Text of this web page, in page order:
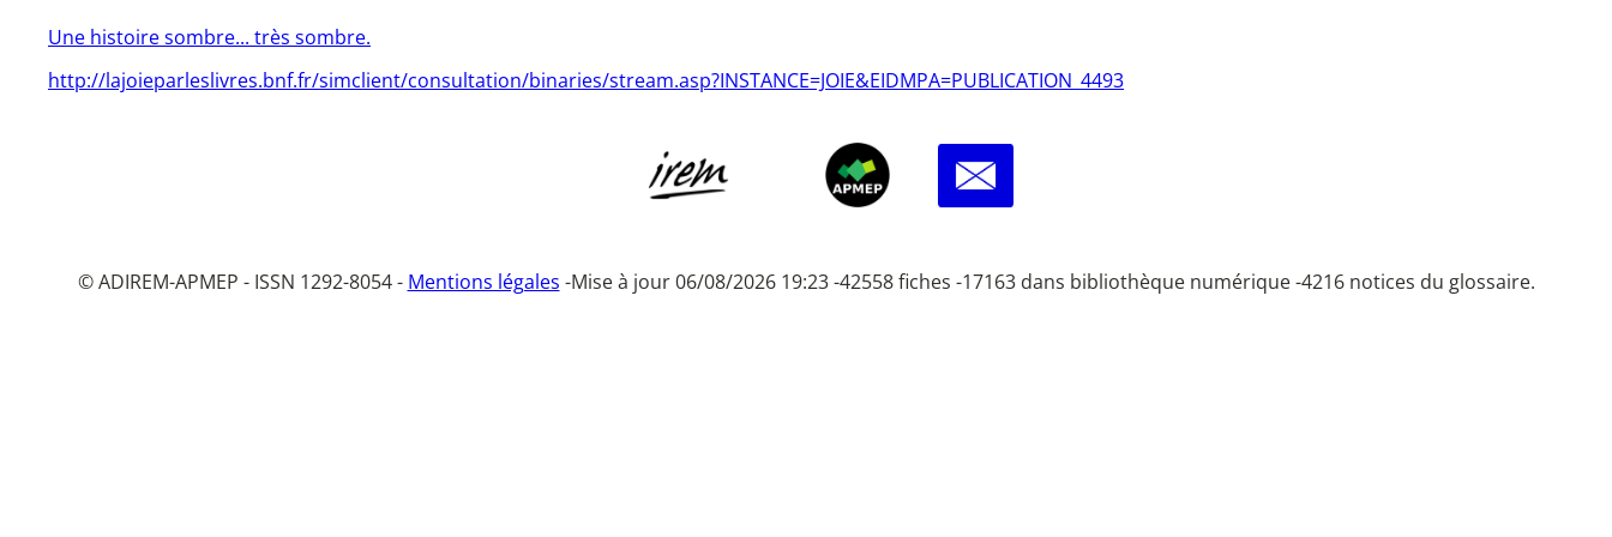
Une histoire sombre... très sombre.
http://lajoieparleslivres.bnf.fr/simclient/consultation/binaries/stream.asp?INSTANCE=JOIE&EIDMPA=PUBLICATION_4493
© ADIREM-APMEP - ISSN 1292-8054 - Mentions légales -Mise à jour 06/08/2026 19:23 -42558 fiches -17163 dans bibliothèque numérique -4216 notices du glossaire.